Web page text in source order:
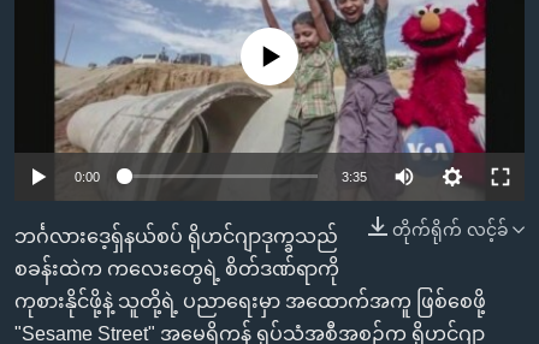
စာမျက်နှာ
ကျော်
ကြည့်
ရှာဖွေ
ရန်
နေရာ
သုတပဒေသာ အင်္ဂလိပ်စာ
Learning English
ဗွီအိုအေ လူမှုကွန်ယက်များ
ဘာသာစကားများ
No media source currently available
0:00 3:35
တိုက်ရိုက် လင့်ခ်
ဘင်္ဂလားဒေ့ရှ်နယ်စပ် ရိုဟင်ဂျာဒုက္ခသည်
စခန်းထဲက ကလေးတွေရဲ့ စိတ်ဒဏ်ရာကို
ကုစားနိုင်ဖို့နဲ့ သူတို့ရဲ့ ပညာရေးမှာ အထောက်အကူ ဖြစ်စေဖို့
"Sesame Street" အမေရိကန် ရုပ်သံအစီအစဉ်က ရိုဟင်ဂျာ